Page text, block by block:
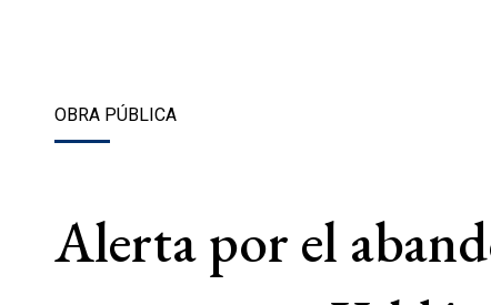
OBRA PÚBLICA
Alerta por el